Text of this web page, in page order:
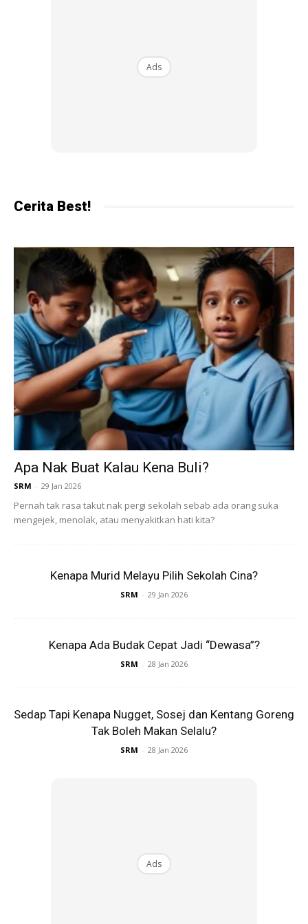
Kita taknak berat anak naik sebab sugar overload. Kita nak
Ads
Usaha kenalkan, semua kumpulan makanan ni untuk anak.
– Daging lembu, ayam, kambing
– Ikan sardin segar, ikan kembung
ayam dan daging sebenar
– Kekacang almond, cashew, walnut
Ads
Cerita Best!
Apa Nak Buat Kalau Kena Buli?
SRM - 29 Jan 2026
Pernah tak rasa takut nak pergi sekolah sebab ada orang suka
mengejek, menolak, atau menyakitkan hati kita?
Kenapa Murid Melayu Pilih Sekolah Cina?
SRM - 29 Jan 2026
Kenapa Ada Budak Cepat Jadi “Dewasa”?
SRM - 28 Jan 2026
Sedap Tapi Kenapa Nugget, Sosej dan Kentang Goreng
Tak Boleh Makan Selalu?
SRM - 28 Jan 2026
Ads